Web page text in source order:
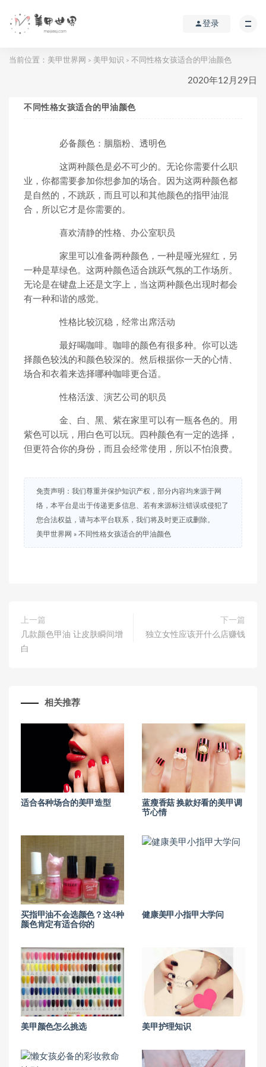
登录
当前位置： 美甲世界网 > 美甲知识 > 不同性格女孩适合的甲油颜色
2020年12月29日
不同性格女孩适合的甲油颜色
必备颜色：胭脂粉、透明色
这两种颜色是必不可少的。无论你需要什么职
业，你都需要参加你想参加的场合。因为这两种颜色都
是自然的，不跳跃，而且可以和其他颜色的指甲油混
合，所以它才是你需要的。
喜欢清静的性格、办公室职员
家里可以准备两种颜色，一种是哑光猩红，另
一种是草绿色。这两种颜色适合跳跃气氛的工作场所。
无论是在键盘上还是文字上，当这两种颜色出现时都会
有一种和谐的感觉。
性格比较沉稳，经常出席活动
最好喝咖啡。咖啡的颜色有很多种。你可以选
择颜色较浅的和颜色较深的。然后根据你一天的心情、
场合和衣着来选择哪种咖啡更合适。
性格活泼、演艺公司的职员
金、白、黑、紫在家里可以有一瓶各色的。用
紫色可以玩，用白色可以玩。四种颜色有一定的选择，
但更符合你的身份，而且会经常使用，所以不怕浪费。
免责声明：我们尊重并保护知识产权，部分内容均来源于网
络，本平台是出于传递更多信息、若有来源标注错误或侵犯了
您合法权益，请与本平台联系，我们将及时更正或删除。
美甲世界网 » 不同性格女孩适合的甲油颜色
上一篇
几款颜色甲油 让皮肤瞬间增
白
下一篇
独立女性应该开什么店赚钱
相关推荐
适合各种场合的美甲造型
蓝瘦香菇 换款好看的美甲调
节心情
买指甲油不会选颜色？这4种
颜色肯定有适合你的
健康美甲小指甲大学问
美甲颜色怎么挑选 美甲护理知识